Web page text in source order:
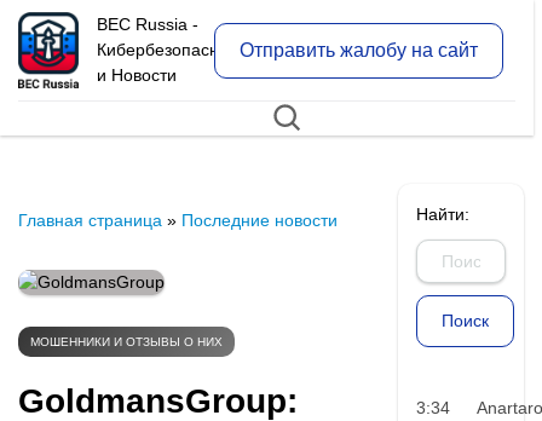
BEC Russia -
Кибербезопасность
и Новости
Отправить жалобу на сайт
Главная страница » Последние новости
МОШЕННИКИ И ОТЗЫВЫ О НИХ
GoldmansGroup:
Найти:
3:34